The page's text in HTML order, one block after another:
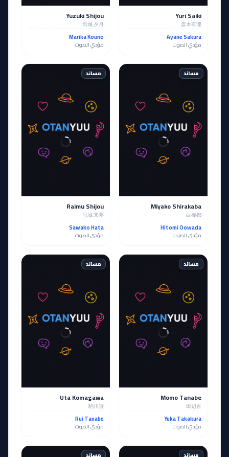
Yuri Saiki
斎木有理
Ayane Sakura
مؤدي الصوت
Yuzuki Shijou
司城 夕月
Marika Kouno
مؤدي الصوت
مساند
Miyako Shirakaba
白樺都
Hitomi Oowada
مؤدي الصوت
مساند
Raimu Shijou
司城 来夢
Sawako Hata
مؤدي الصوت
مساند
Momo Tanabe
田辺百
Yuka Takakura
مؤدي الصوت
مساند
Uta Komagawa
駒川詩
Rui Tanabe
مؤدي الصوت
مساند مساند